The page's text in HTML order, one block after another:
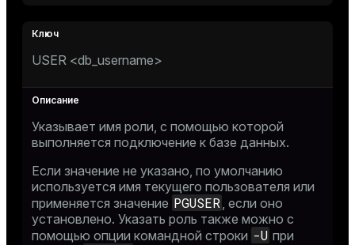
USER <db_username>
Указывает имя роли, с помощью которой
выполняется подключение к базе данных.
Если значение не указано, по умолчанию
используется имя текущего пользователя или
применяется значение PGUSER , если оно
установлено. Указать роль также можно с
помощью опции командной строки -U при